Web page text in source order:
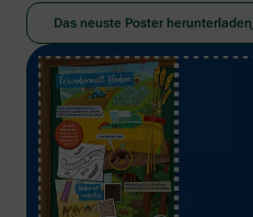
Das neuste Poster herunterladen